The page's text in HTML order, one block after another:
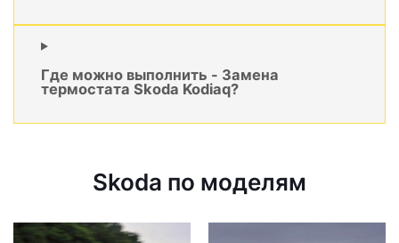
Где можно выполнить - Замена
термостата Skoda Kodiaq?
Skoda по моделям